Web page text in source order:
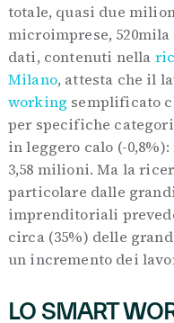
totale, quasi due
microimprese,
dati, contenuti nella
Milano, attesta che il
working semplificato
per specifiche
in leggero calo (-
3,58 milioni. Ma la
particolare dalle
imprenditoriali
circa (35%) delle
un incremento dei
LO SMART